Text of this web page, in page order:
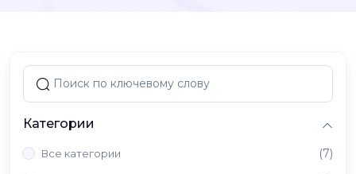
Категории
Все категории (7)